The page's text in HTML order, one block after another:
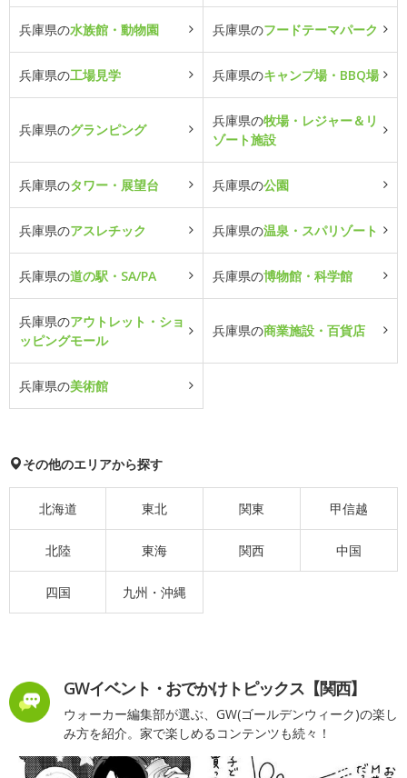
兵庫県の水族館・動物園 兵庫県のフードテーマパーク
兵庫県の工場見学 兵庫県のキャンプ場・BBQ場
兵庫県のグランピング
兵庫県の牧場・レジャー＆リ
ゾート施設
兵庫県のタワー・展望台 兵庫県の公園
兵庫県のアスレチック 兵庫県の温泉・スパリゾート
兵庫県の道の駅・SA/PA 兵庫県の博物館・科学館
兵庫県のアウトレット・ショ
ッピングモール
兵庫県の商業施設・百貨店
兵庫県の美術館
その他のエリアから探す
北海道 東北 関東 甲信越
北陸 東海 関西 中国
四国 九州・沖縄
GWイベント・おでかけトピックス【関西】
ウォーカー編集部が選ぶ、GW(ゴールデンウィーク)の楽し
み方を紹介。家で楽しめるコンテンツも続々！